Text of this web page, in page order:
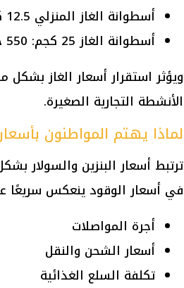
أسطوانة الغاز المنزلي 12.5 كجم: 275 جنيهًا
أسطوانة الغاز 25 كجم: 550 جنيهًا
ويؤثر استقرارأسعارالغاز بشكل
الأنشطة التجارية الصغيرة.
لماذا يهتم المواطنون
ترتبط أسعار البنزين والسولاربشكل
في أسعار الوقود ينعكس سريعًا
أجرة المواصلات
أسعار الشحن والنقل
تكلفة السلع الغذائية